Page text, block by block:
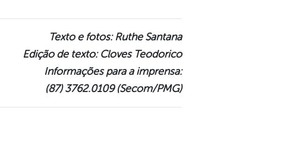
Texto e fotos: Ruthe Santana
Edição de texto: Cloves Teodorico
Informações para a imprensa:
(87) 3762.0109 (Secom/PMG)